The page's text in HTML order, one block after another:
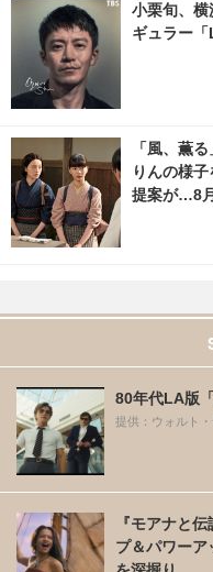
小栗旬、横
ギュラー
「風、薫
りんの様
提案が…8
80年代LA版
提供：ウォルト
『モアナと
プ＆パワーア